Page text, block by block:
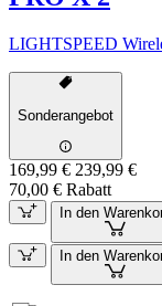
LIGHTSPEED
Sonderangebot
169,99 € 239,99 €
70,00 € Rabatt
In den
In den